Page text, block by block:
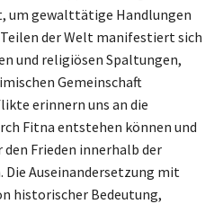
um gewalttätige Handlungen
der Welt manifestiert sich
und religiösen Spaltungen,
Gemeinschaft
erinnern uns an die
Fitna entstehen können und
Frieden innerhalb der
Die Auseinandersetzung mit
historischer Bedeutung,